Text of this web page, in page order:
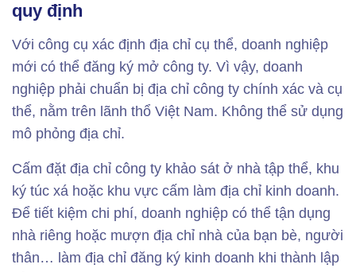
quy định
Với công cụ xác định địa chỉ cụ thể, doanh nghiệp
mới có thể đăng ký mở công ty. Vì vậy, doanh
nghiệp phải chuẩn bị địa chỉ công ty chính xác và cụ
thể, nằm trên lãnh thổ Việt Nam. Không thể sử dụng
mô phỏng địa chỉ.
Cấm đặt địa chỉ công ty khảo sát ở nhà tập thể, khu
ký túc xá hoặc khu vực cấm làm địa chỉ kinh doanh.
Để tiết kiệm chi phí, doanh nghiệp có thể tận dụng
nhà riêng hoặc mượn địa chỉ nhà của bạn bè, người
thân… làm địa chỉ đăng ký kinh doanh khi thành lập